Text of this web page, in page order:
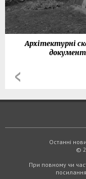
Архітектурні
Останні
©
При повному чи